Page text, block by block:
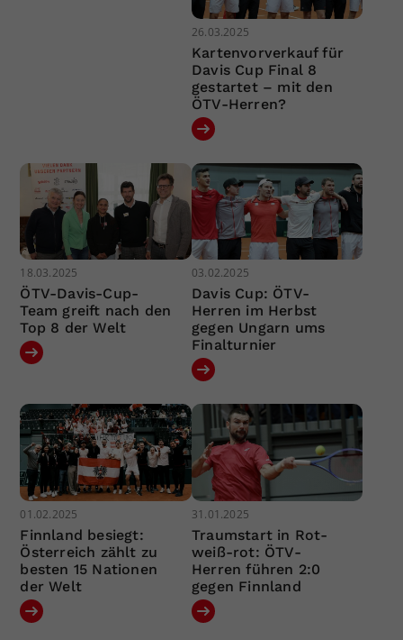
26.03.2025
Kartenvorverkauf für
Davis Cup Final 8
gestartet – mit den
ÖTV-Herren?
18.03.2025
ÖTV-Davis-Cup-
Team greift nach den
Top 8 der Welt
03.02.2025
Davis Cup: ÖTV-
Herren im Herbst
gegen Ungarn ums
Finalturnier
01.02.2025
Finnland besiegt:
Österreich zählt zu
besten 15 Nationen
der Welt
31.01.2025
Traumstart in Rot-
weiß-rot: ÖTV-
Herren führen 2:0
gegen Finnland